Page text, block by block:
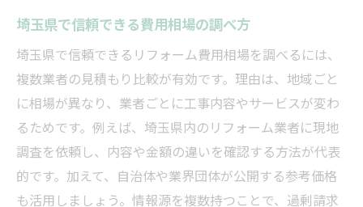
埼玉県で信頼できる費用相場の調べ方
埼玉県で信頼できるリフォーム費用相場を調べるには、
複数業者の見積もり比較が有効です。理由は、地域ごと
に相場が異なり、業者ごとに工事内容やサービスが変わ
るためです。例えば、埼玉県内のリフォーム業者に現地
調査を依頼し、内容や金額の違いを確認する方法が代表
的です。加えて、自治体や業界団体が公開する参考価格
も活用しましょう。情報源を複数持つことで、過剰請求